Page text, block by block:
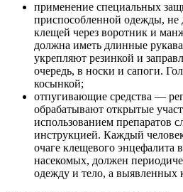
применение специальных
приспособленной одежды,
клещей через воротник и
должна иметь длинные
укрепляют резинкой и
очередь, в носки и сапоги.
косынкой;
отпугивающие средства —
обрабатывают открытые
использованием препаратов
инструкцией. Каждый
очаге клещевого энцефалита
насекомых, должен
одежду и тело, а выявленных